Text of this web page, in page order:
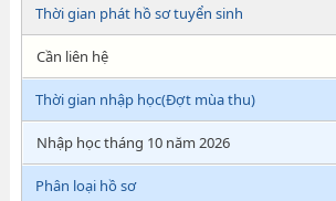
Thời gian phát hồ sơ tuyển sinh
Cần liên hệ
Thời gian nhập học(Đợt mùa thu)
Nhập học tháng 10 năm 2026
Phân loại hồ sơ